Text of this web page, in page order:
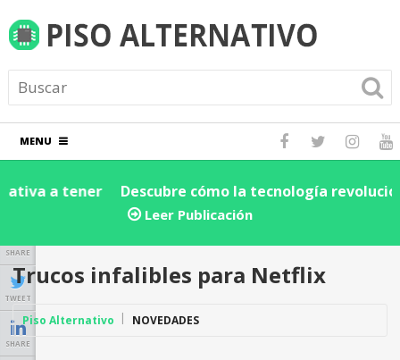
MENU
Descubre cómo la tecnología revoluciona la cadena
de suministro y logística: ¡Impulsa la eficiencia de tu
Leer Publicación
SHARE
TWEET
SHARE
Trucos infalibles para Netflix
Piso Alternativo NOVEDADES